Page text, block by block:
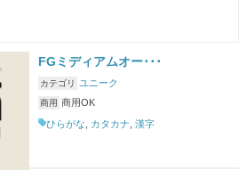
FGミディアムオー･･･
カテゴリ ユニーク
商用 商用OK
ひらがな
カタカナ 漢字